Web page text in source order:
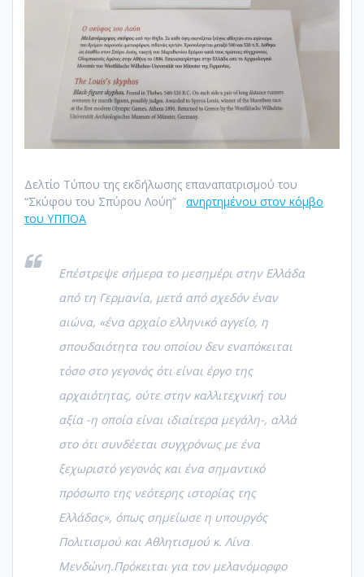
Δελτίο Τύπου της εκδήλωσης επαναπατρισμού του
“Σκύφου του Σπύρου Λούη” ανηρτημένου στον κόμβο
του ΥΠΠΟΑ
Επέστρεψε σήμερα το μεσημέρι στην Ελλάδα
από τη Γερμανία, μετά από σχεδόν έναν
αιώνα, «ένα αρχαίο ελληνικό αγγείο, η
σπουδαιότητα του οποίου δεν εναπόκειται
τόσο στο γεγονός ότι είναι έργο της
αρχαιότητας, ούτε στην καλλιτεχνική του
αξία -η οποία είναι ιδιαίτερα μεγάλη-, αλλά
στο ότι συνδέεται συγχρόνως με ένα
ξεχωριστό γεγονός και ένα σημαντικό
πρόσωπο της νεότερης ιστορίας της
Ελλάδας», όπως σημείωσε η υπουργός
Πολιτισμού και Αθλητισμού κ. Λίνα
Μενδώνη.Πρόκειται για τον μελανόμορφο